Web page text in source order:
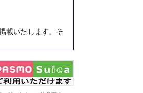
載いたします。そ